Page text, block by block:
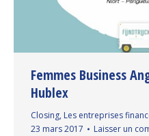
Femmes Business
Hublex
Closing, Les entreprises
23 mars 2017
Laisser un